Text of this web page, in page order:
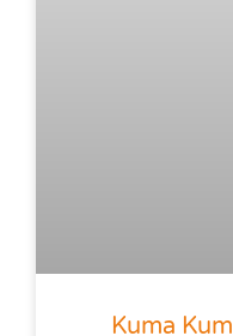
Kuma